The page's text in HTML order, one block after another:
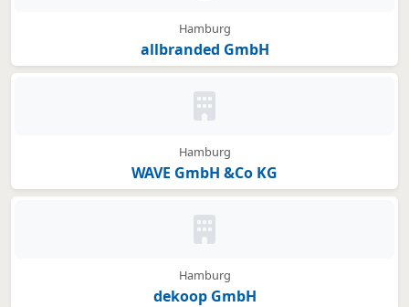
Hamburg
allbranded GmbH
Kein Bild oder Logo hinterlegt
Hamburg
WAVE GmbH &Co KG
Kein Bild oder Logo hinterlegt
Hamburg
dekoop GmbH